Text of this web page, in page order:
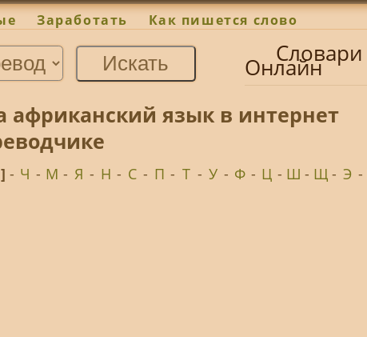
Заработать Как пишется слово
Словари
Онлайн
африканский язык в интернет
- Ч - М - Я - Н - С - П - Т - У - Ф - Ц - Ш - Щ- Э -